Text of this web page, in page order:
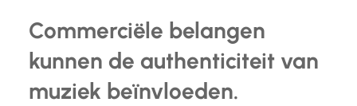
Commerciële belangen
kunnen de authenticiteit van
muziek beïnvloeden.